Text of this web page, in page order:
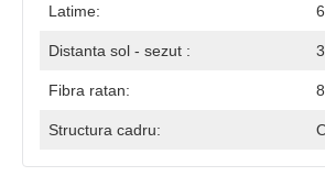
Latime:
Distanta sol - sezut :
Fibra ratan:
Structura cadru: